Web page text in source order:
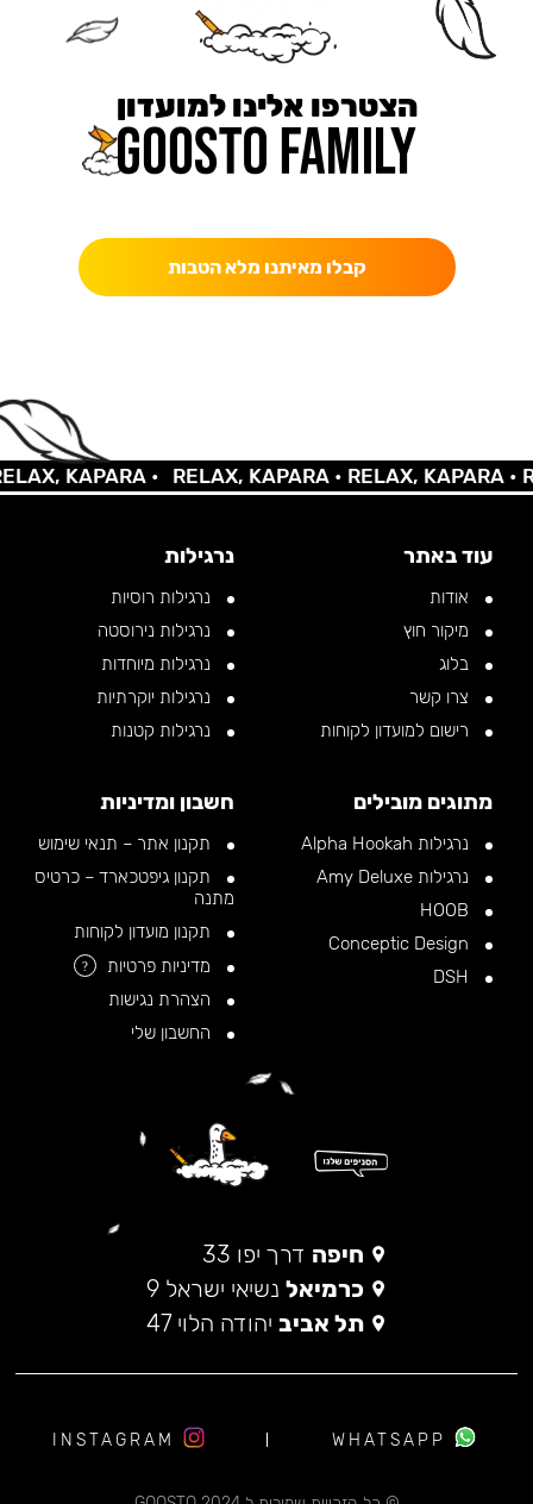
הצטרפו אלינו למועדון
קבלו מאיתנו מלא הטבות
KAPARA • RELAX, KAPARA •RELAX, KAPARA •
עוד באתר
אודות
מיקור חוץ
בלוג
צרו קשר
רישום למועדון לקוחות
נרגילות
נרגילות רוסיות
נרגילות נירוסטה
נרגילות מיוחדות
נרגילות יוקרתיות
נרגילות קטנות
מתוגים מובילים
נרגילות Alpha Hookah
נרגילות Amy Deluxe
חשבון ומדיניות
תקנון אתר – תנאי שימוש
תקנון גיפטכארד – כרטיס
מתנה
תקנון מועדון לקוחות
מדיניות פרטיות
?
הצהרת נגישות
החשבון שלי
חיפה דרך יפו 33
כרמיאל נשיאי ישראל 9
תל אביב יהודה הלוי 47
WHATSAPP
INSTAGRAM